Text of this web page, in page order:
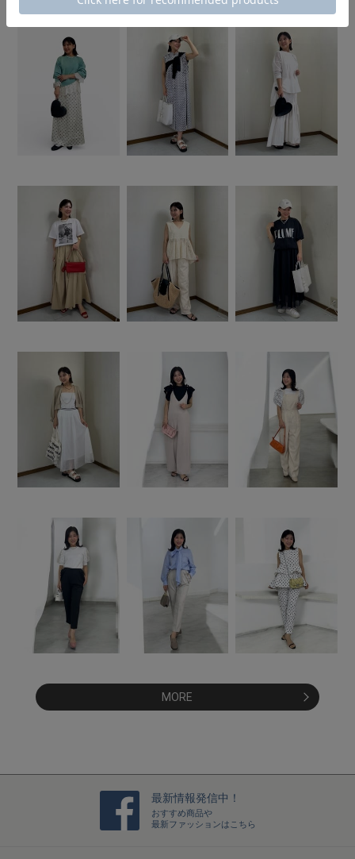
MORE
最新情報発信中！
おすすめ商品や
最新ファッションはこちら